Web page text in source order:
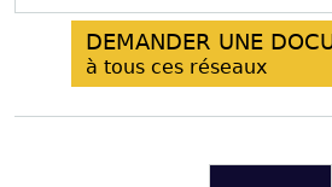
DEMANDER UNE
à tous ces réseaux